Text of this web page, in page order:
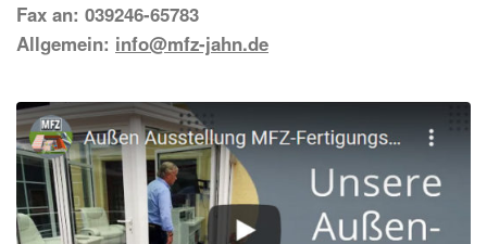
Fax an: 039246-65783
Allgemein: info@mfz-jahn.de